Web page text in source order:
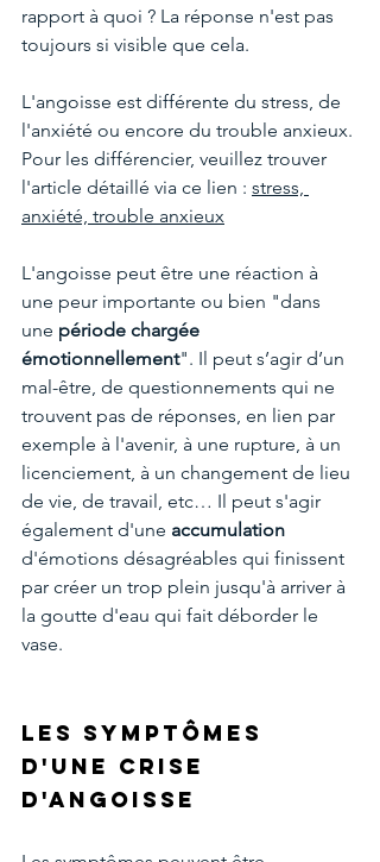
rapport à quoi ? La réponse n'est pas
toujours si visible que cela.
L'angoisse est différente du stress, de
l'anxiété ou encore du trouble anxieux.
Pour les différencier, veuillez trouver
l'article détaillé via ce lien : stress,
anxiété, trouble anxieux
L'angoisse peut être une réaction à
une peur importante ou bien "dans
une période chargée
émotionnellement". Il peut s’agir d’un
mal-être, de questionnements qui ne
trouvent pas de réponses, en lien par
exemple à l'avenir, à une rupture, à un
licenciement, à un changement de lieu
de vie, de travail, etc… Il peut s'agir
également d'une accumulation
d'émotions désagréables qui finissent
par créer un trop plein jusqu'à arriver à
la goutte d'eau qui fait déborder le
vase.
Les symptômes
d'une crise
d'angoisse